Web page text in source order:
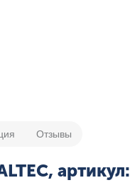
Отзывы
артикул: